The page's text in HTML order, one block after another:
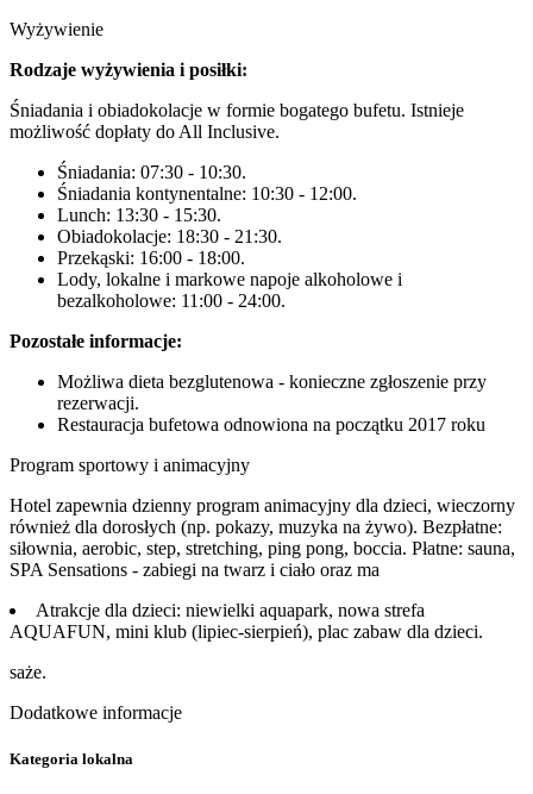
Wyżywienie
Rodzaje wyżywienia i posiłki:
Śniadania i obiadokolacje w formie bogatego bufetu. Istnieje
możliwość dopłaty do All Inclusive.
Śniadania: 07:30 - 10:30.
Śniadania kontynentalne: 10:30 - 12:00.
Lunch: 13:30 - 15:30.
Obiadokolacje: 18:30 - 21:30.
Przekąski: 16:00 - 18:00.
Lody, lokalne i markowe napoje alkoholowe i
bezalkoholowe: 11:00 - 24:00.
Pozostałe informacje:
Możliwa dieta bezglutenowa - konieczne zgłoszenie przy
rezerwacji.
Restauracja bufetowa odnowiona na początku 2017 roku
Program sportowy i animacyjny
Hotel zapewnia dzienny program animacyjny dla dzieci, wieczorny
również dla dorosłych (np. pokazy, muzyka na żywo). Bezpłatne:
siłownia, aerobic, step, stretching, ping pong, boccia. Płatne: sauna,
SPA Sensations - zabiegi na twarz i ciało oraz ma
Atrakcje dla dzieci: niewielki aquapark, nowa strefa
AQUAFUN, mini klub (lipiec-sierpień), plac zabaw dla dzieci.
saże.
Dodatkowe informacje
Kategoria lokalna